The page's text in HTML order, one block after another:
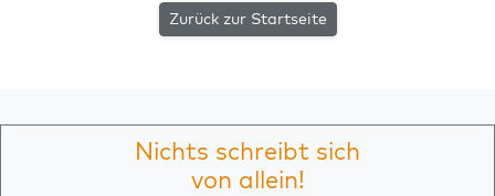
Zurück zur Startseite
Nichts schreibt sich
von allein!